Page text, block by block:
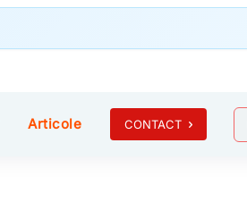
Articole CONTACT